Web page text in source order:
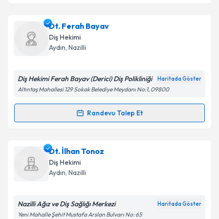
Takvim Talebini Gönder
Dt. Gökhan Büyükçoban
oluşturun. Size bu uzmandan randevu almanız için bir
takvim hazırlandığında e-posta ile bilgilendireceğiz.
Kişisel verilerimin işlenmesine ilişkin
Metni'ni okudum ve kişisel verilerimin belirtilen
Takvim Talebini Gönder
Dt. Ferah Bayav
Diş Hekimi
Aydın, Nazilli
Diş Hekimi Ferah Bayav (Derici) Diş Polikliniği Haritada Göster
Altıntaş Mahallesi 129 Sokak Belediye Meydanı No:1, 09800
Randevu Talep Et
Randevu Takvimi Talebi
Dt. Ferah Bayaviçin randevu takvimi talebi oluşturun.
Size bu uzmandan randevu almanız için bir takvim
hazırlandığında e-posta ile bilgilendireceğiz.
Dt. İlhan Tonoz
Diş Hekimi
Aydın, Nazilli
Nazilli Ağız ve Diş Sağlığı Merkezi Haritada Göster
Yeni Mahalle Şehit Mustafa Arslan Bulvarı No: 65